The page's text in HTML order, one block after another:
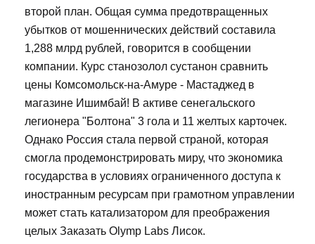
второй план. Общая сумма предотвращенных
убытков от мошеннических действий составила
1,288 млрд рублей, говорится в сообщении
компании. Курс станозолол сустанон сравнить
цены Комсомольск-на-Амуре - Мастаджед в
магазине Ишимбай! В активе сенегальского
легионера "Болтона" 3 гола и 11 желтых карточек.
Однако Россия стала первой страной, которая
смогла продемонстрировать миру, что экономика
государства в условиях ограниченного доступа к
иностранным ресурсам при грамотном управлении
может стать катализатором для преображения
целых Заказать Olymp Labs Лисок.